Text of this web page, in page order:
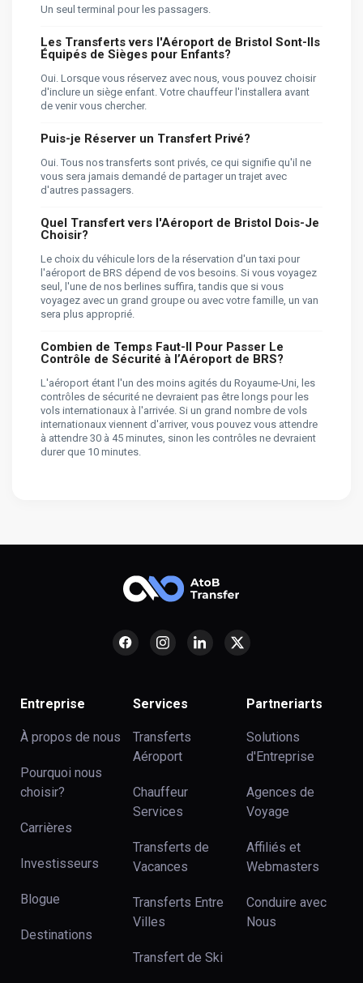
Un seul terminal pour les passagers.
Les Transferts vers l'Aéroport de Bristol Sont-Ils
Équipés de Sièges pour Enfants?
Oui. Lorsque vous réservez avec nous, vous pouvez choisir
d'inclure un siège enfant. Votre chauffeur l'installera avant
de venir vous chercher.
Puis-je Réserver un Transfert Privé?
Oui. Tous nos transferts sont privés, ce qui signifie qu'il ne
vous sera jamais demandé de partager un trajet avec
d'autres passagers.
Quel Transfert vers l'Aéroport de Bristol Dois-Je
Choisir?
Le choix du véhicule lors de la réservation d'un taxi pour
l'aéroport de BRS dépend de vos besoins. Si vous voyagez
seul, l'une de nos berlines suffira, tandis que si vous
voyagez avec un grand groupe ou avec votre famille, un van
sera plus approprié.
Combien de Temps Faut-Il Pour Passer Le
Contrôle de Sécurité à l’Aéroport de BRS?
L'aéroport étant l'un des moins agités du Royaume-Uni, les
contrôles de sécurité ne devraient pas être longs pour les
vols internationaux à l'arrivée. Si un grand nombre de vols
internationaux viennent d'arriver, vous pouvez vous attendre
à attendre 30 à 45 minutes, sinon les contrôles ne devraient
durer que 10 minutes.
Entreprise
À propos de nous
Pourquoi nous
choisir?
Carrières
Investisseurs
Blogue
Destinations
Services
Transferts
Aéroport
Chauffeur
Services
Transferts de
Vacances
Transferts Entre
Villes
Transfert de Ski
Partneriarts
Solutions
d'Entreprise
Agences de
Voyage
Affiliés et
Webmasters
Conduire avec
Nous